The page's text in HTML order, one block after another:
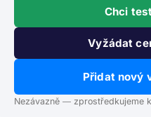
Chci
Vyžádat
Přidat nový
Nezávazně — zprostředkujeme